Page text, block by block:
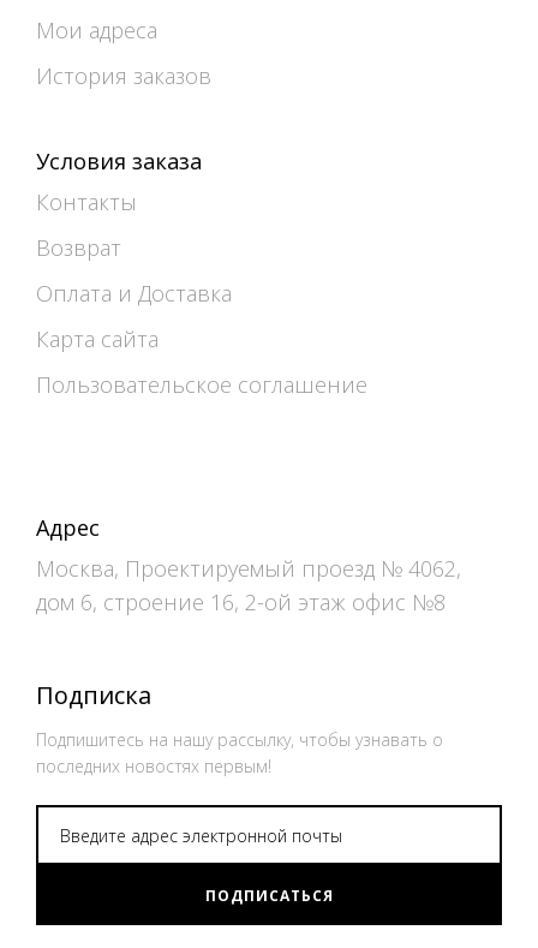
Мои адреса
История заказов
Условия заказа
Контакты
Возврат
Оплата и Доставка
Карта сайта
Пользовательское соглашение
Адрес
Москва, Проектируемый проезд № 4062,
дом 6, строение 16, 2-ой этаж офис №8
Подписка
Подпишитесь на нашу рассылку, чтобы узнавать о
последних новостях первым!
ПОДПИСАТЬСЯ